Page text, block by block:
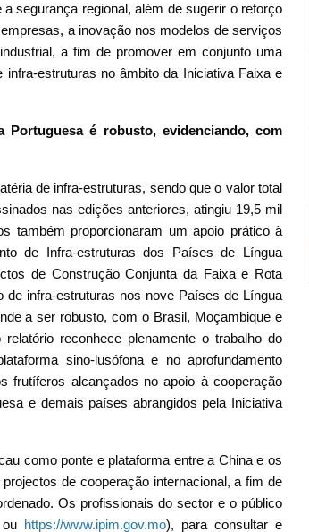
segurança regional, além de sugerir o reforço
a inovação nos modelos de serviços
a fim de promover em conjunto uma
estruturas no âmbito da Iniciativa Faixa e
Portuguesa é robusto, evidenciando, com
de infra-estruturas, sendo que o valor total
nas edições anteriores, atingiu 19,5 mil
também proporcionaram um apoio prático à
de Infra-estruturas dos Países de Língua
de Construção Conjunta da Faixa e Rota
de infra-estruturas nos nove Países de Língua
a ser robusto, com o Brasil, Moçambique e
reconhece plenamente o trabalho do
sino-lusófona e no aprofundamento
frutíferos alcançados no apoio à cooperação
e demais países abrangidos pela Iniciativa
como ponte e plataforma entre a China e os
de cooperação internacional, a fim de
Os profissionais do sector e o público
ou https://www.ipim.gov.mo), para consultar e